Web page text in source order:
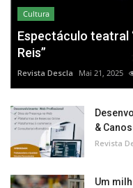
Cultura
Espectáculo teatral
Reis”
Revista Descla Mai 21, 2025
&
Revista
Um